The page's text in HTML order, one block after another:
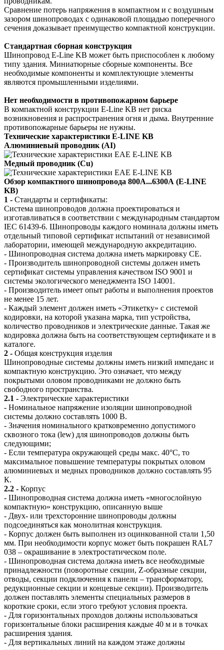
Сравнение потерь напряжения в компактном и с воздушным
зазором шинопроводах с одинаковой площадью поперечного
сечения доказывает преимущество компактной конструкции.
Стандартная сборная конструкция
Шинопровод E-Line KB может быть приспособлен к любому
типу здания. Миниатюрные сборные компоненты. Все
необходимые компоненты и комплектующие элементы
являются промышленными изделиями.
Нет необходимости в противопожарном барьере
В компактной конструкции E-Line KB нет риска
возникновения и распространения огня и дыма. Внутренние
противопожарные барьеры не нужны.
Технические характеристики E-LINE KB
Алюминиевый проводник (AI)
Медный проводник (Cu)
Обзор компактного шинопровода 800А...6300А (E-LINE
KB)
1 - Стандарты и сертификаты:
Система шинопроводов должна проектироваться и
изготавливаться в соответствии с международным стандартом
IEC 61439-6. Шинопроводы каждого номинала должны иметь
отдельный типовой сертификат испытаний от независимой
лаборатории, имеющей международную аккредитацию.
- Шинопроводная система должна иметь маркировку СЕ.
- Производитель шинопроводной системы должен иметь
сертификат системы управления качеством ISO 9001 и
системы экологического менеджмента ISO 14001.
- Производитель имеет опыт работы и выполнения проектов
не менее 15 лет.
- Каждый элемент должен иметь «Этикетку» с системой
кодировки, на которой указана марка, тип устройства,
количество проводников и электрические данные. Такая же
кодировка должна быть на соответствующем сертификате и в
каталоге.
2 - Общая конструкция изделия
Шинопроводные системы должны иметь низкий импеданс и
компактную конструкцию. Это означает, что между
покрытыми оловом проводниками не должно быть
свободного пространства.
2.1 - Электрические характеристики
- Номинальное напряжение изоляции шинопроводной
системы должно составлять 1000 В.
- Значения номинального кратковременно допустимого
сквозного тока (lew) для шинопроводов должны быть
следующими;
- Если температура окружающей среды макс. 40°C, то
максимальное повышение температуры покрытых оловом
алюминиевых и медных проводников должно составлять 95
К.
2.2 - Корпус
- Шинопроводная система должна иметь «многослойную
компактную» конструкцию, описанную выше
- Двух- или трехсторонние шинопроводы должны
подсоединяться как монолитная конструкция.
- Корпус должен быть выполнен из оцинкованной стали 1,50
мм. При необходимости корпус может быть покрашен RAL7
038 – окрашивание в электростатическом поле.
- Шинопроводная система должна иметь все необходимые
принадлежности (поворотные секции, Z-образные секции,
отводы, секции подключения к панели – трансформатору,
редукционные секции и концевые секции). Производитель
должен поставлять элементы специальных размеров в
короткие сроки, если этого требуют условия проекта.
- Для горизонтальных проходов должны использоваться
горизонтальные блоки расширения каждые 40 м и в точках
расширения здания.
- Для вертикальных линий на каждом этаже должны